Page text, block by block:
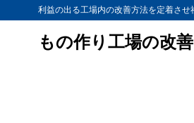
利益の出る工場内の改善方法を定着さ
もの作り工場の改